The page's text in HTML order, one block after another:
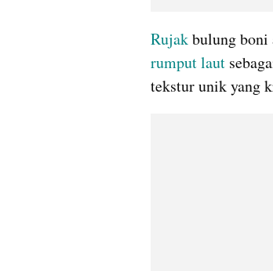
Rujak
rumput laut
tekstur unik yang